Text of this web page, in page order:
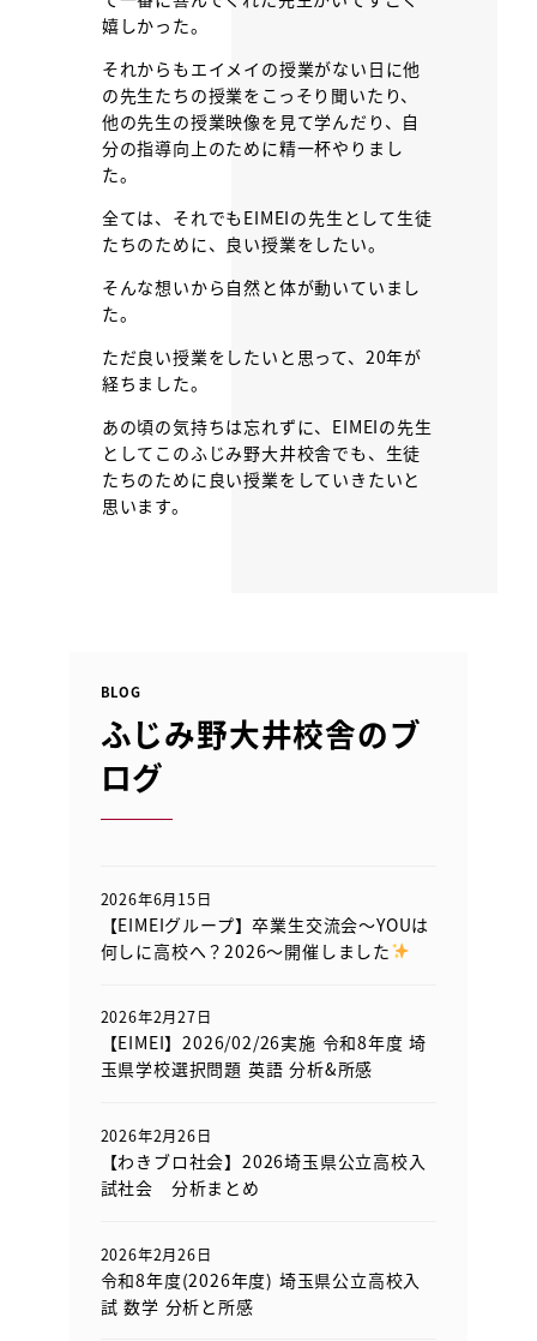
嬉しかった。
それからもエイメイの授業がない日に他
の先生たちの授業をこっそり聞いたり、
他の先生の授業映像を見て学んだり、自
分の指導向上のために精一杯やりまし
た。
全ては、それでもEIMEIの先生として生徒
たちのために、良い授業をしたい。
そんな想いから自然と体が動いていまし
た。
ただ良い授業をしたいと思って、20年が
経ちました。
あの頃の気持ちは忘れずに、EIMEIの先生
としてこのふじみ野大井校舎でも、生徒
たちのために良い授業をしていきたいと
思います。
BLOG
ふじみ野大井校舎のブ
ログ
【EIMEIグループ】卒業生交流会～YOUは
何しに高校へ？2026～開催しました
2026年6月15日
【EIMEI】2026/02/26実施 令和8年度 埼
玉県学校選択問題 英語 分析&所感
2026年2月27日
【わきブロ社会】2026埼玉県公立高校入
試社会 分析まとめ
2026年2月26日
令和8年度(2026年度) 埼玉県公立高校入
試 数学 分析と所感
2026年2月26日